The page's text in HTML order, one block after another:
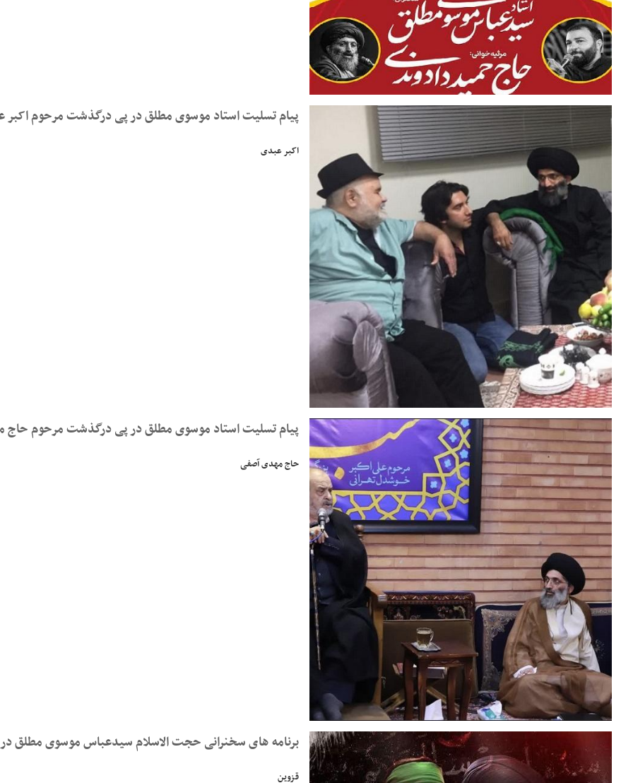
پیام تسلیت استاد موسوی مطلق در پی درگذشت مرحوم اکبر
اکبر عبدی
پیام تسلیت استاد موسوی مطلق در پی درگذشت مرحوم
حاج مهدی آصفی
برنامه های سخنرانی حجت الاسلام سیدعباس موسوی مطلق
قزوین